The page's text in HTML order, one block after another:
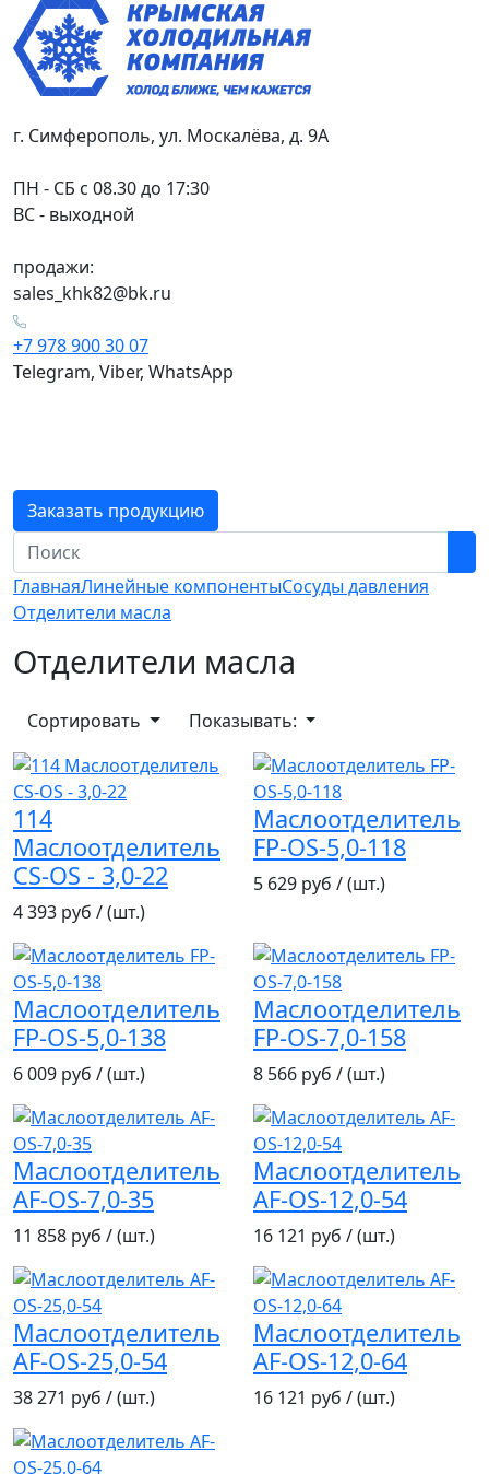
г. Симферополь, ул. Москалёва, д. 9А
ПН - СБ с 08.30 до 17:30
ВС - выходной
продажи:
sales_khk82@bk.ru
+7 978 900 30 07
Telegram, Viber, WhatsApp
Заказать продукцию
ГлавнаяЛинейные компонентыСосуды давления
Отделители масла
Отделители масла
Сортировать Показывать:
114
Маслоотделитель
CS-OS - 3,0-22
4 393 руб / (шт.)
Маслоотделитель
FP-OS-5,0-118
5 629 руб / (шт.)
Маслоотделитель
FP-OS-5,0-138
6 009 руб / (шт.)
Маслоотделитель
FP-OS-7,0-158
8 566 руб / (шт.)
Маслоотделитель
AF-OS-7,0-35
11 858 руб / (шт.)
Маслоотделитель
AF-OS-12,0-54
16 121 руб / (шт.)
Маслоотделитель
AF-OS-25,0-54
38 271 руб / (шт.)
Маслоотделитель
AF-OS-12,0-64
16 121 руб / (шт.)